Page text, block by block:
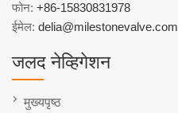
फोन: +86-15830831978
ईमेल: delia@milestonevalve.com
जलद नेव्हिगेशन
मुख्यपृष्ठ